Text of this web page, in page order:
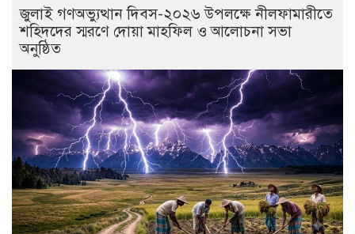
জুলাই গণঅভ্যুত্থান দিবস-২০২৬ উপলক্ষে নীলফামারীতে
শহিদদের স্মরণে দোয়া মাহফিল ও আলোচনা সভা
অনুষ্ঠিত